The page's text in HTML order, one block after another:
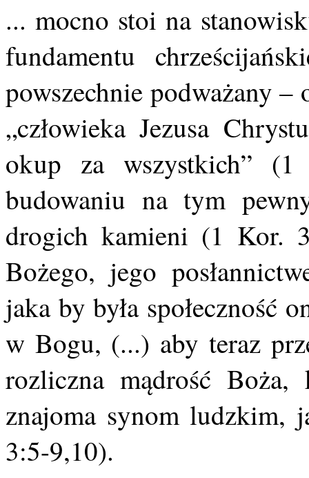
... mocno stoi na
fundamentu
powszechnie podważany
„człowieka Jezusa
okup za wszystkich”
budowaniu na tym
drogich kamieni (1 Kor.
Bożego, jego
jaka by była społeczność
w Bogu, (...) aby teraz
rozliczna mądrość
znajoma synom ludzkim,
3:5-9,10).